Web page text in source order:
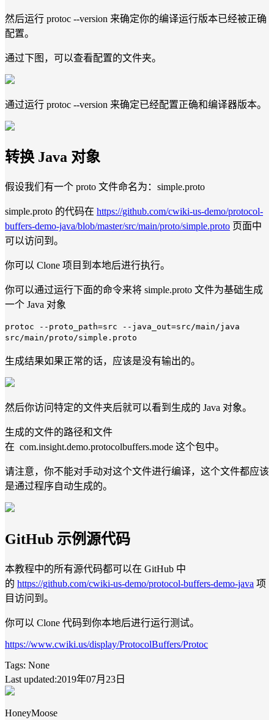
然后运行 protoc --version 来确定你的编译运行版本已经被正确
配置。
通过下图，可以查看配置的文件夹。
通过运行 protoc --version 来确定已经配置正确和编译器版本。
转换 Java 对象
假设我们有一个 proto 文件命名为：simple.proto
simple.proto 的代码在 https://github.com/cwiki-us-demo/protocol-
buffers-demo-java/blob/master/src/main/proto/simple.proto 页面中
可以访问到。
你可以 Clone 项目到本地后进行执行。
你可以通过运行下面的命令来将 simple.proto 文件为基础生成
一个 Java 对象
protoc --proto_path=src --java_out=src/main/java
src/main/proto/simple.proto
生成结果如果正常的话，应该是没有输出的。
然后你访问特定的文件夹后就可以看到生成的 Java 对象。
生成的文件的路径和文件
在 com.insight.demo.protocolbuffers.mode 这个包中。
请注意，你不能对手动对这个文件进行编译，这个文件都应该
是通过程序自动生成的。
GitHub 示例源代码
本教程中的所有源代码都可以在 GitHub 中
的 https://github.com/cwiki-us-demo/protocol-buffers-demo-java 项
目访问到。
你可以 Clone 代码到你本地后进行运行测试。
https://www.cwiki.us/display/ProtocolBuffers/Protoc
Tags: None
Last updated:2019年07月23日
HoneyMoose